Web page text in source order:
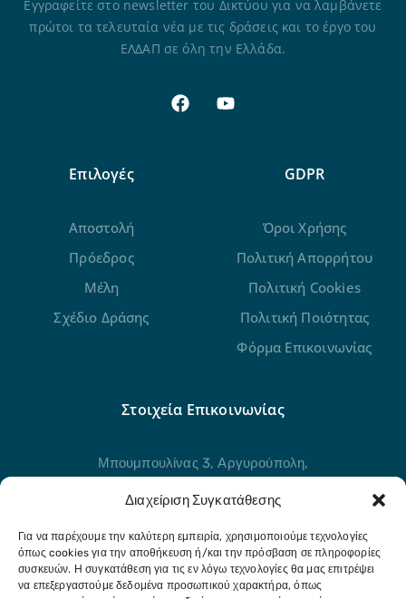
Διαχείριση Συγκατάθεσης
Για να παρέχουμε την καλύτερη εμπειρία, χρησιμοποιούμε τεχνολογίες
όπως cookies για την αποθήκευση ή/και την πρόσβαση σε πληροφορίες
συσκευών. Η συγκατάθεση για τις εν λόγω τεχνολογίες θα μας επιτρέψει
να επεξεργαστούμε δεδομένα προσωπικού χαρακτήρα, όπως
Εγγραφείτε στο newsletter του Δικτύου για να λαμβάνετε
πρώτοι τα τελευταία νέα με τις δράσεις και το έργο του
ΕΛΔΑΠ σε όλη την Ελλάδα.
Επιλογές
Αποστολή
Πρόεδρος
Μέλη
Σχέδιο Δράσης
GDPR
Όροι Χρήσης
Πολιτική Απορρήτου
Πολιτική Cookies
Πολιτική Ποιότητας
Φόρμα Επικοινωνίας
Στοιχεία Επικοινωνίας
Μπουμπουλίνας 3, Αργυρούπολη,
Στείλτε μας μήνυμα
info@eldap.gr